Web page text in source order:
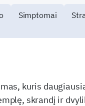
Simptomai
kuris
skrandį ir